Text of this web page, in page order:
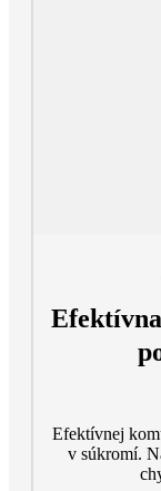
Efektívnej
v súkromí.